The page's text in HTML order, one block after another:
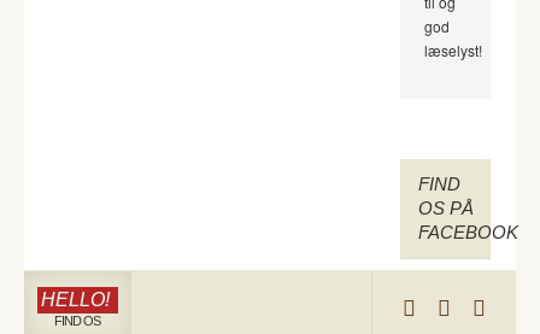
god
læselyst!
FIND
OS PÅ
FACEBOOK
HELLO!
FIND OS